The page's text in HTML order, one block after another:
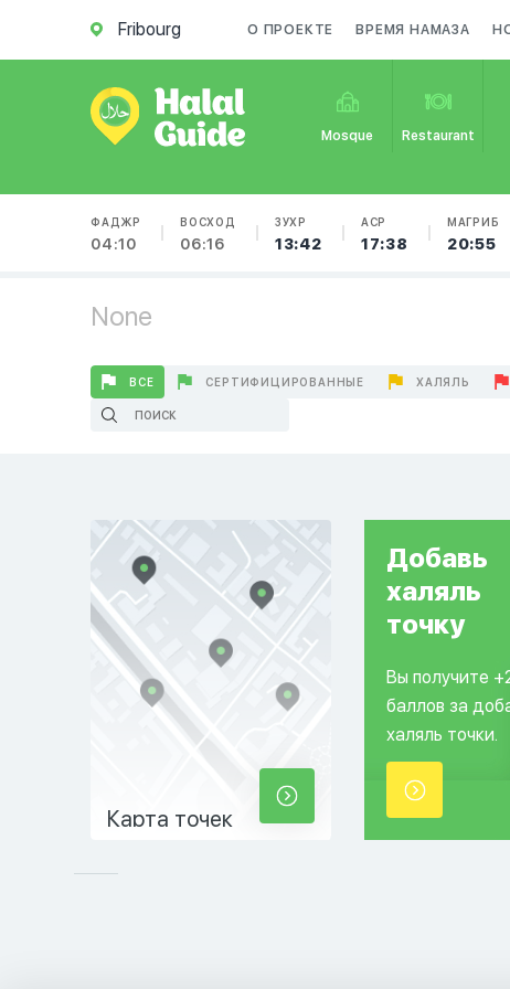
Fribourg О ПРОЕКТЕ ВРЕМЯ НАМАЗА
Mosque Restaurant
ФАДЖР
04:10
ВОСХОД
06:16
ЗУХР
13:42
АСР
17:38
МАГРИБ
20:55
None
ВСЕ СЕРТИФИЦИРОВАННЫЕ ХАЛЯЛЬ
Карта точек
Добавь
халяль
точку
Вы получите
баллов за
халяль точки.